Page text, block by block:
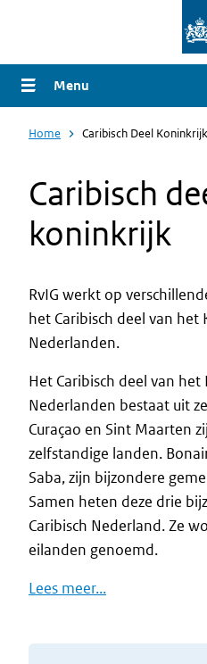
naar
de
gaan
Menu
Home Caribisch Deel Koninkrijk
Caribisch
koninkrijk
Intro
RvIG werkt op
het Caribisch deel van
Nederlanden.
Het Caribisch deel van
Nederlanden bestaat uit
Curaçao en Sint Maarten
zelfstandige landen.
Saba, zijn bijzondere
Samen heten deze drie
Caribisch Nederland. Ze
eilanden genoemd.
Lees meer...